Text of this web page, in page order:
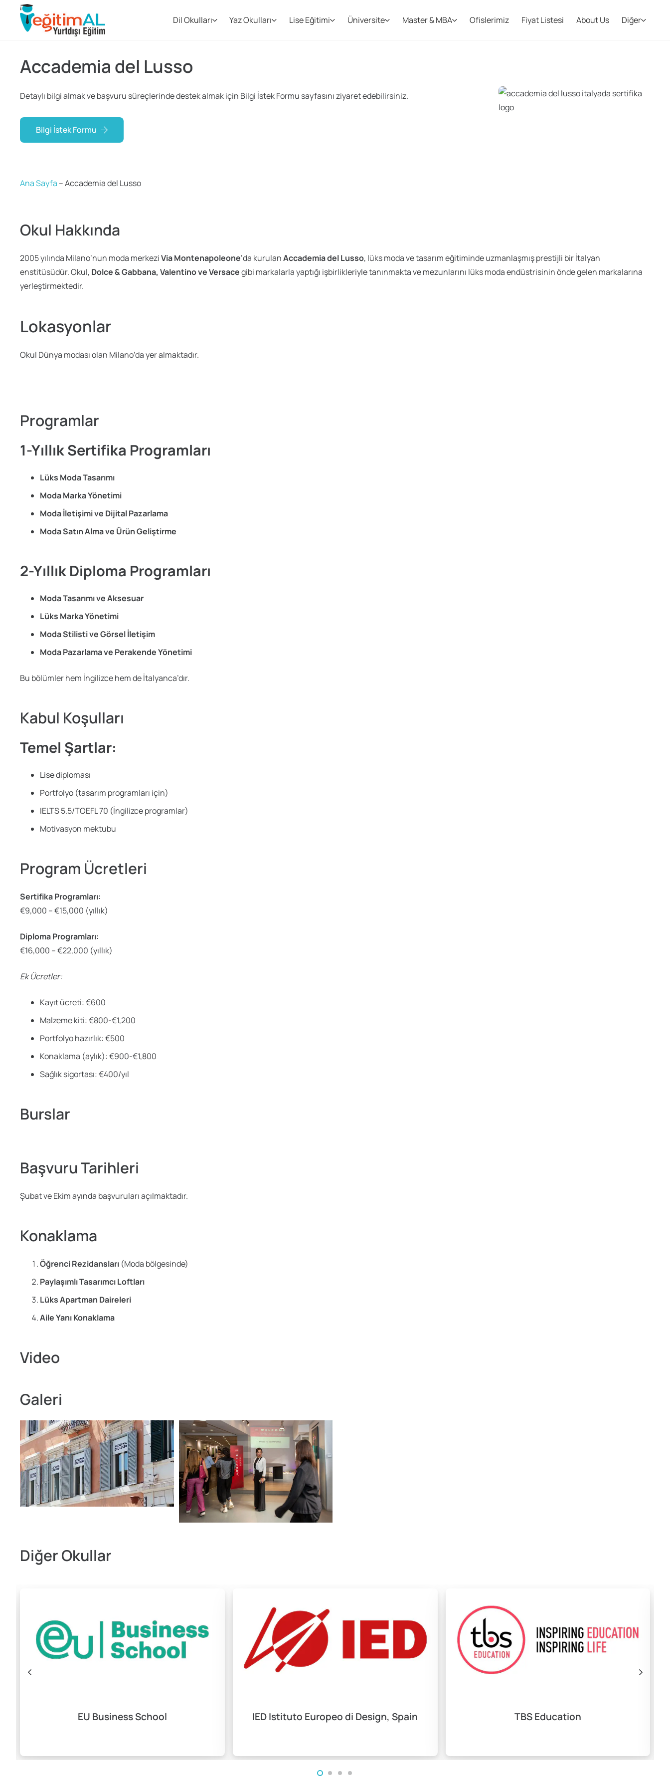
Dil Okulları Yaz Okulları Lise Eğitimi Üniversite Master & MBA Ofislerimiz Fiyat Listesi About Us Diğer
Accademia del Lusso
Detaylı bilgi almak ve başvuru süreçlerinde destek almak için Bilgi İstek Formu sayfasını ziyaret edebilirsiniz.
Bilgi İstek Formu
Ana Sayfa –Accademia del Lusso
Okul Hakkında
2005 yılında Milano’nun moda merkeziVia Montenapoleone‘da kurulanAccademia del Lusso, lüks moda ve tasarım eğitiminde uzmanlaşmış prestijli bir İtalyan
enstitüsüdür. Okul, Dolce & Gabbana, Valentino ve Versacegibi markalarla yaptığı işbirlikleriyle tanınmakta ve mezunlarını lüks moda endüstrisinin önde gelen markalarına
yerleştirmektedir.
Lokasyonlar
Okul Dünya modası olan Milano’da yer almaktadır.
Programlar
1-Yıllık Sertifika Programları
Lüks Moda Tasarımı
Moda Marka Yönetimi
Moda İletişimi ve Dijital Pazarlama
Moda Satın Alma ve Ürün Geliştirme
2-Yıllık Diploma Programları
Moda Tasarımı ve Aksesuar
Lüks Marka Yönetimi
Moda Stilisti ve Görsel İletişim
Moda Pazarlama ve Perakende Yönetimi
Bu bölümler hem İngilizce hem de İtalyanca’dır.
Kabul Koşulları
Temel Şartlar:
Lise diploması
Portfolyo (tasarım programları için)
IELTS 5.5/TOEFL 70 (İngilizce programlar)
Motivasyon mektubu
Program Ücretleri
Sertifika Programları:
€9,000 – €15,000 (yıllık)
Diploma Programları:
€16,000 – €22,000 (yıllık)
Ek Ücretler:
Kayıt ücreti: €600
Malzeme kiti: €800-€1,200
Portfolyo hazırlık: €500
Konaklama (aylık): €900-€1,800
Sağlık sigortası: €400/yıl
Burslar
Başvuru Tarihleri
Şubat ve Ekim ayında başvuruları açılmaktadır.
Konaklama
Öğrenci Rezidansları (Moda bölgesinde)
Paylaşımlı Tasarımcı Loftları
Lüks Apartman Daireleri
Aile Yanı Konaklama
Video
Galeri
Diğer Okullar
EU Business School IED Istituto Europeo di Design, Spain TBS Education